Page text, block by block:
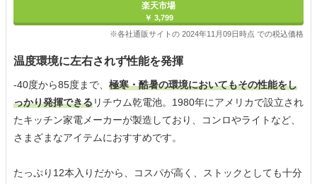
楽天市場
￥ 3,799
※各社通販サイトの 2024年11月09日時点 での税込価格
温度環境に左右されず性能を発揮
-40度から85度まで、 極寒・酷暑の環境においてもその性能をし
っかり発揮できるリチウム乾電池。1980年にアメリカで設立され
たキッチン家電メーカーが製造しており、コンロやライトなど、
さまざまなアイテムにおすすめです。
たっぷり12本入りだから、コスパが高く、ストックとしても十分